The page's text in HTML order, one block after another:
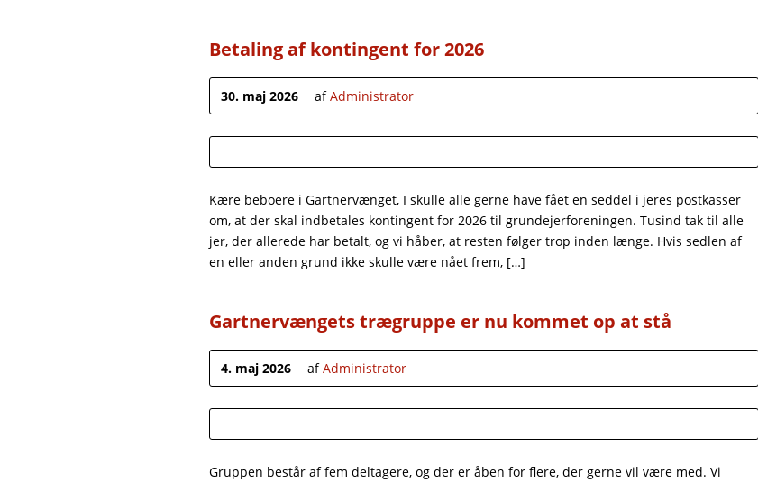
Betaling af kontingent for 2026
30. maj 2026 afAdministrator
Kære beboere i Gartnervænget, I skulle alle gerne have fået en seddel i jeres postkasser
om, at der skal indbetales kontingent for 2026 til grundejerforeningen. Tusind tak til alle
jer, der allerede har betalt, og vi håber, at resten følger trop inden længe. Hvis sedlen af
en eller anden grund ikke skulle være nået frem, […]
Gartnervængets trægruppe er nu kommet op at stå
4. maj 2026 afAdministrator
Gruppen består af fem deltagere, og der er åben for flere, der gerne vil være med. Vi